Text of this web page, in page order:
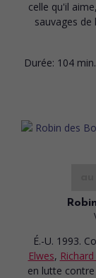
celle qu'il
sauvages
Durée: 104 min.
É.-U. 1993.
Elwes,
en lutte